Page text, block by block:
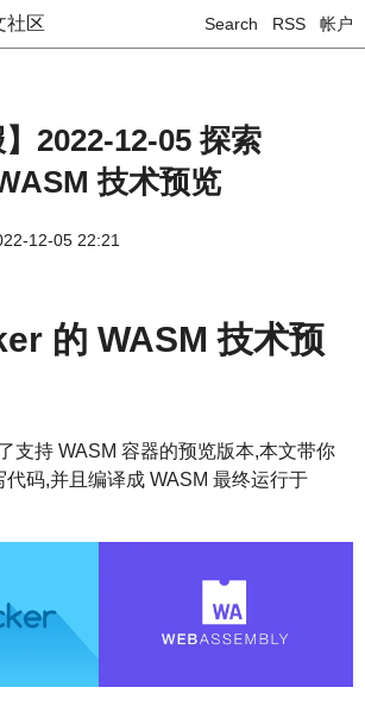
社区 Search RSS 帐户
】2022-12-05 探索
技术预览
12-05 22:21
的 WASM 技术预
支持 WASM 容器的预览版本,本文带你
码,并且编译成 WASM 最终运行于